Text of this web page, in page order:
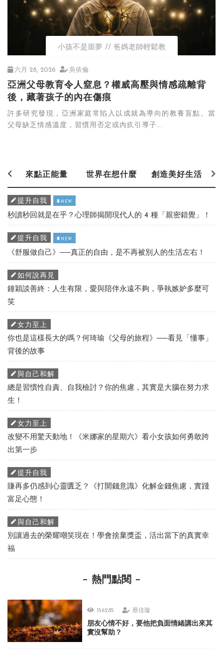
小孩不是噩夢 爸媽老師輕鬆教
六月 28, 2026 吳依倫
亞洲父母教育令人窒息？權威高壓與情感疏離背
後，藏著孩子的內在傷痕
許多研究發現，亞洲家庭常陷入以成就為導向的教養盲點。當
父母缺乏情感溫度，習慣用否定或內疚引導子...
來點正能量 世界在想什麼 創造美好生活
提升自我 NEW
秒讀秒回就是在乎？心理師揭開現代人的 4 種「親密錯覺」！
提升自我 NEW
《舒服做自己》──真正的自由，是不再被別人的生活左右！
如何說再見
鐘穎談善終：人生有限，愛與陪伴永遠不夠，爭執嫉妒多麼可
笑
女力至上
你也是這樣長大的嗎？何琦瑜《父母的旅程》──看見「懂事」
背後的故事
與自己和解
總是習慣性自責、自我檢討？你的焦慮，其實是大腦在努力求
生！
女力至上
改變不用驚天動地！《米娜家的星期六》看小女孩如何勇敢跨
出第一步
提升自我
賺再多仍感到心靈匱乏？《打開錢意識》化解金錢焦慮，實踐
富足心態！
與自己和解
別讓過去的榮耀嘲笑現在！學會捨棄獎盃，活出當下的真實幸
福
熱門點閱
156285 蔡佳璇
朋友心情不好，要他把負面情緒講出來其
實沒幫助？